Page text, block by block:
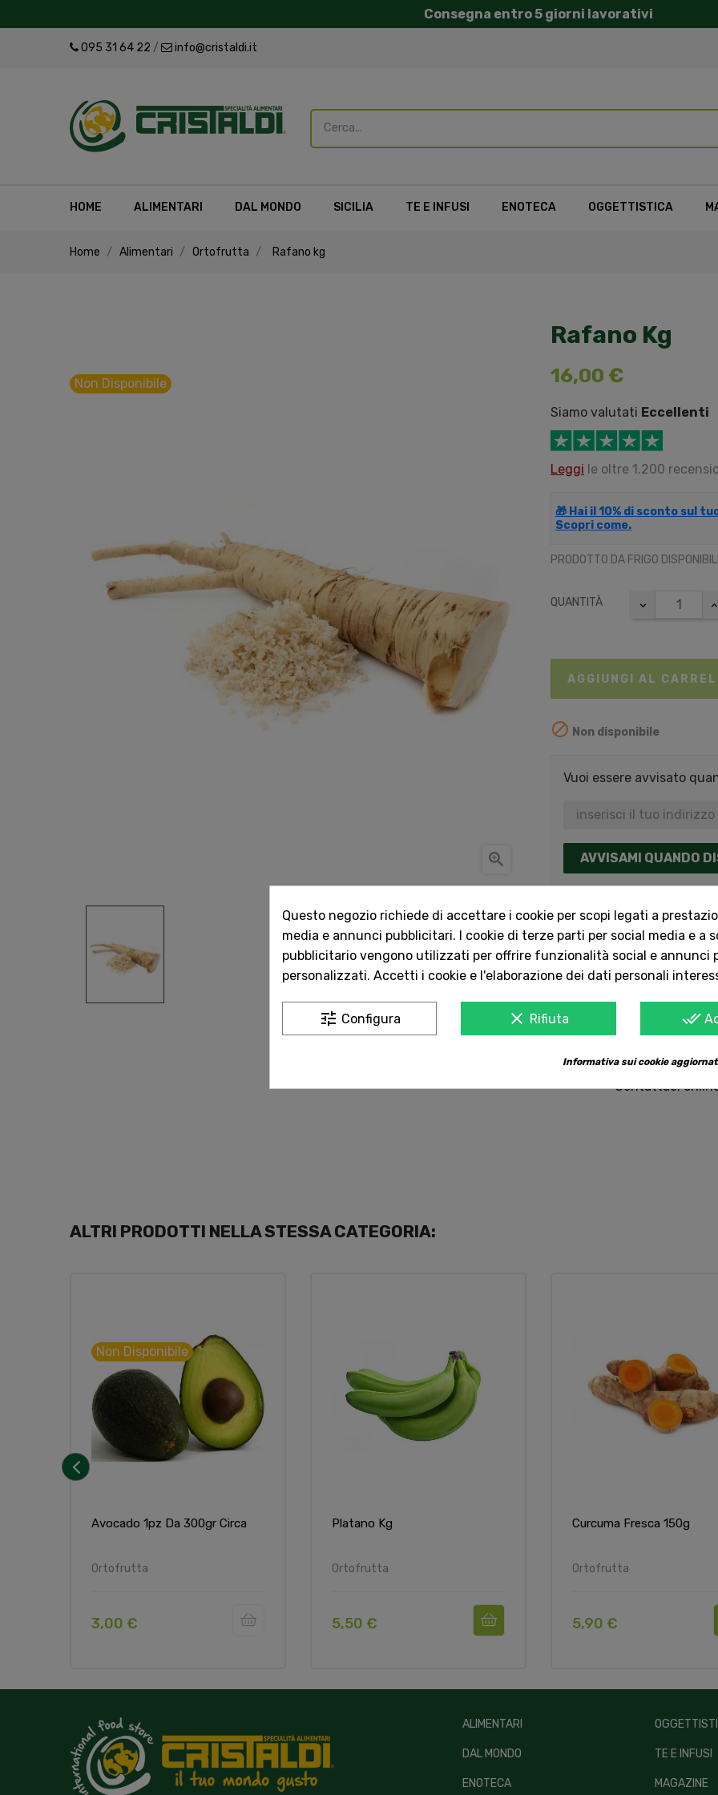
Consegna entro 5 giorni lavorativi
095 31 64 22 / info@cristaldi.it
HOME ALIMENTARI DAL MONDO SICILIA TE E INFUSI ENOTECA OGGETTISTICA
Home Alimentari Ortofrutta Rafano kg
Non Disponibile

Rafano Kg
16,00 €
Siamo valutati Eccellenti
Leggi le oltre 1.200
🎁 Hai il 10% di sconto sul
Scopri come.
PRODOTTO DA FRIGO
QUANTITÀ
AGGIUNGI AL
 Non disponibile
Vuoi essere avvisato
AVVISAMI QUANDO
Acquista in
Dal 1957 a
nostri clienti.
Consegna in
Servizio Clienti
Contattaci
ALTRI PRODOTTI NELLA STESSA CATEGORIA:
Avocado 1pz Da 300gr Circa
Ortofrutta
Non Disponibile
3,00 €
Platano Kg
Ortofrutta
5,50 €
Curcuma Fresca 150g
Ortofrutta
5,90 €
ALIMENTARI
DAL MONDO
ENOTECA
TE E INFUSI
MAGAZINE
Questo negozio richiede di accettare i cookie per scopi legati a
media e annunci pubblicitari. I cookie di terze parti per social media e a
pubblicitario vengono utilizzati per offrire funzionalità social e annunci
personalizzati. Accetti i cookie e l'elaborazione dei dati personali
tune Configura clear Rifiuta done_all
Informativa sui cookie